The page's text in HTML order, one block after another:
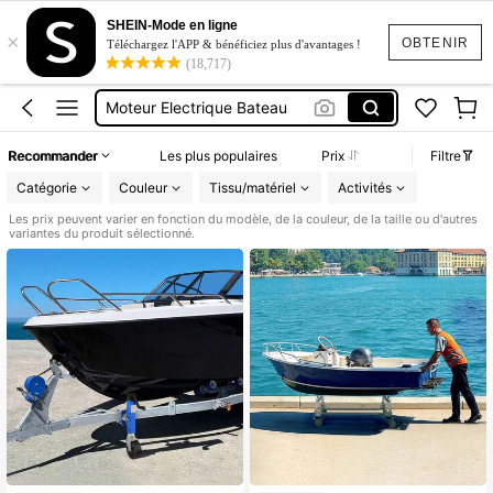
OBTENIR
×
SHEIN-Mode en ligne
Téléchargez l'APP & bénéficiez plus d'avantages !
(18,717)
Bateau Gonflable à Moteur
Bateau électrique
Bateau Gonflable
Moteur Electrique Bateau
Bateau électrique
Recommander Les plus populaires Prix
Filtre
Catégorie
Couleur Tissu/matériel Activités
Les prix peuvent varier en fonction du modèle, de la couleur, de la taille ou d'autres
variantes du produit sélectionné.